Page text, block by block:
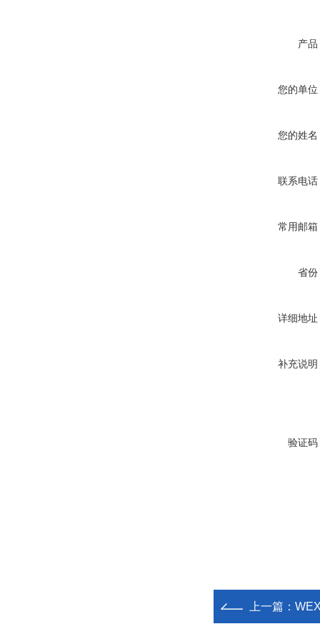
产品
您的单位
您的姓名
联系电话
常用邮箱
省份
详细地址
补充说明
验证码
上一篇：